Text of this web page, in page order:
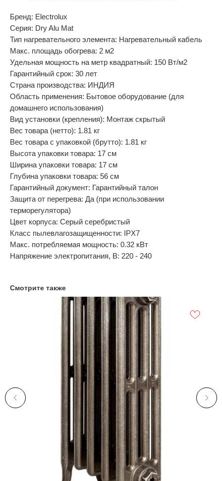
Бренд: Electrolux
Серия: Dry Alu Mat
Тип нагревательного элемента: Нагревательный кабель
Макс. площадь обогрева: 2 м2
Удельная мощность на метр квадратный: 150 Вт/м2
Гарантийный срок: 30 лет
Страна производства: ИНДИЯ
Область применения: Бытовое оборудование (для
домашнего использования)
Вид установки (крепления): Монтаж скрытый
Вес товара (нетто): 1.81 кг
Вес товара с упаковкой (брутто): 1.81 кг
Высота упаковки товара: 17 см
Ширина упаковки товара: 17 см
Глубина упаковки товара: 56 см
Гарантийный документ: Гарантийный талон
Защита от перегрева: Да (при использовании
терморегулятора)
Цвет корпуса: Серый серебристый
Класс пылевлагозащищенности: IPX7
Макс. потребляемая мощность: 0.32 кВт
Напряжение электропитания, В: 220 - 240
Смотрите также